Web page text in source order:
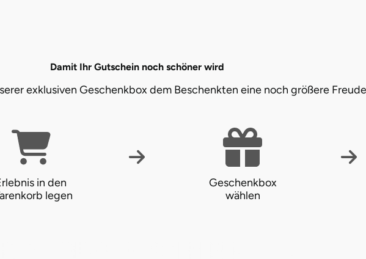
Damit Ihr Gutschein noch schöner wird
exklusiven Geschenkbox dem Beschenkten eine noch größere
in den
legen
Geschenkbox
wählen